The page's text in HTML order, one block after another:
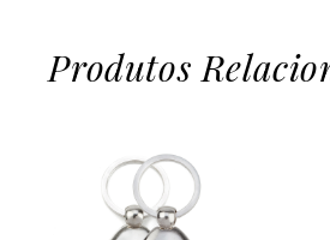
Produtos